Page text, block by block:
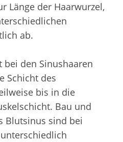
Länge der Haarwurzel,
ab.
bei den Sinushaaren
Schicht des
bis in die
Bau und
Blutsinus sind bei